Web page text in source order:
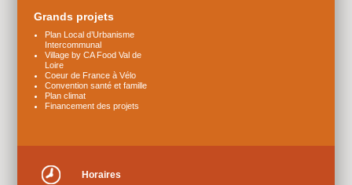
Grands projets
Plan Local d’Urbanisme
Intercommunal
Village by CA Food Val de
Loire
Coeur de France à Vélo
Convention santé et famille
Plan climat
Financement des projets
Horaires